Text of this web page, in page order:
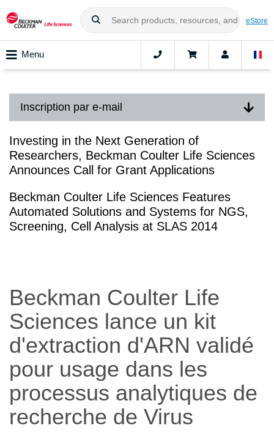
eStore
Menu
Inscription par e-mail
Investing in the Next Generation of
Researchers, Beckman Coulter Life Sciences
Announces Call for Grant Applications
Beckman Coulter Life Sciences Features
Automated Solutions and Systems for NGS,
Screening, Cell Analysis at SLAS 2014
Beckman Coulter Life
Sciences lance un kit
d'extraction d'ARN validé
pour usage dans les
processus analytiques de
recherche de Virus